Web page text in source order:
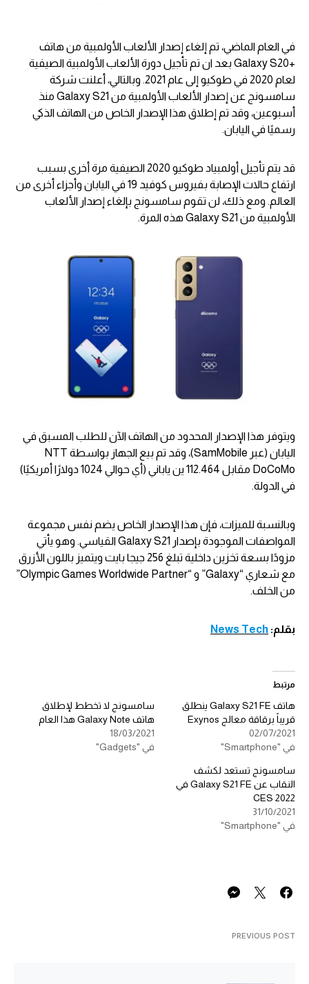
في العام الماضي، تم إلغاء إصدار الألعاب الأولمبية من هاتف
+Galaxy S20 بعد ان تم تأجيل دورة الألعاب الأولمبية الصيفية
لعام 2020 في طوكيو إلى عام 2021. وبالتالي، أعلنت شركة
سامسونج عن إصدار الألعاب الأولمبية من Galaxy S21 منذ
أسبوعين، وقد تم إطلاق هذا الإصدار الخاص من الهاتف الذكي
رسميًا في اليابان.
قد يتم تأجيل أولمبياد طوكيو 2020 الصيفية مرة أخرى بسبب
ارتفاع حالات الإصابة بفيروس كوفيد 19 في اليابان وأجزاء أخرى من
العالم. ومع ذلك، لن تقوم سامسونج بإلغاء إصدار الألعاب
الأولمبية من Galaxy S21 هذه المرة.
ويتوفر هذا الإصدار المحدود من الهاتف الآن للطلب المسبق في
اليابان (عبر SamMobile)، وقد تم بيع الجهاز بواسطة NTT
DoCoMo مقابل 112.464 ين ياباني (أي حوالي 1024 دولارًا أمريكيًا)
في الدولة.
وبالنسبة للميزات، فإن هذا الإصدار الخاص يضم نفس مجموعة
المواصفات الموجودة بإصدار Galaxy S21 القياسي. وهو يأتي
مزودًا بسعة تخزين داخلية تبلغ 256 جيجا بايت ويتميز باللون الأزرق
مع شعاري “Galaxy” و “Olympic Games Worldwide Partner”
من الخلف.
بقلم: News Tech
مرتبط
هاتف Galaxy S21 FE ينطلق
قريباً برقاقة معالج Exynos
02/07/2021
في "Smartphone"
سامسونج لا تخطط لإطلاق
هاتف Galaxy Note هذا العام
18/03/2021
في "Gadgets"
سامسونج تستعد لكشف
النقاب عن Galaxy S21 FE في
CES 2022
31/10/2021
في "Smartphone"
PREVIOUS POST